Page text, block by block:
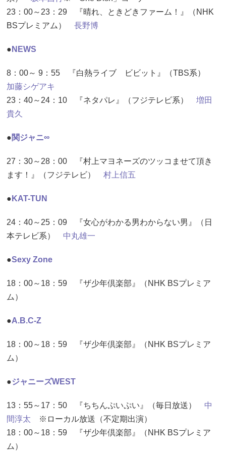
23：00～23：29 『晴れ、ときどきファーム！』（NHK
BSプレミアム） 長野博
● NEWS
8：00～ 9：55 『白熱ライブ ビビット』（TBS系）
加藤シゲアキ
23：40～24：10 『ネタパレ』（フジテレビ系） 増田
貴久
●関ジャニ∞
27：30～28：00 『村上マヨネーズのツッコませて頂き
ます！』（フジテレビ） 村上信五
● KAT-TUN
24：40～25：09 『女心がわかる男わからない男』（日
本テレビ系） 中丸雄一
●Sexy Zone
18：00～18：59 『ザ少年倶楽部』（NHK BSプレミア
ム）
●A.B.C-Z
18：00～18：59 『ザ少年倶楽部』（NHK BSプレミア
ム）
●ジャニーズWEST
13：55～17：50 『ちちんぷいぷい』（毎日放送） 中
間淳太 ※ローカル放送（不定期出演）
18：00～18：59 『ザ少年倶楽部』（NHK BSプレミア
ム）